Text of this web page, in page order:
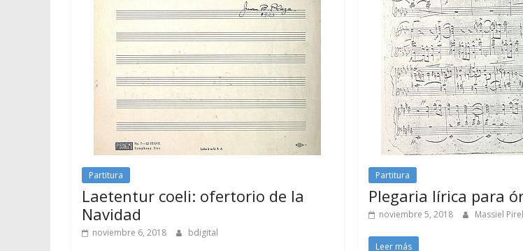
Partitura
Laetentur coeli: ofertorio de la
Navidad
noviembre 6, 2018 bdigital
Partitura
Plegaria lírica para
noviembre 5, 2018 Massiel
Leer más